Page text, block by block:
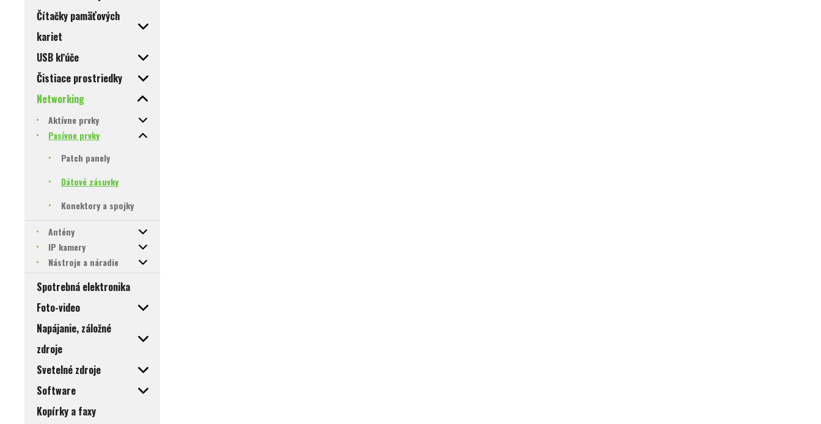
Čítačky pamäťových
kariet
USB kľúče
Čistiace prostriedky
Networking
Aktívne prvky
Pasívne prvky
Patch panely
Dátové zásuvky
Konektory a spojky
Antény
IP kamery
Nástroje a náradie
Spotrebná elektronika
Foto-video
Napájanie, záložné
zdroje
Svetelné zdroje
Software
Kopírky a faxy